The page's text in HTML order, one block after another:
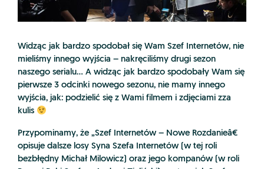
Widząc jak bardzo spodobał się Wam Szef Internetów, nie
mieliśmy innego wyjścia – nakręciliśmy drugi sezon
naszego serialu… A widząc jak bardzo spodobały Wam się
pierwsze 3 odcinki nowego sezonu, nie mamy innego
wyjścia, jak: podzielić się z Wami filmem i zdjęciami zza
kulis
Przypominamy, że „Szef Internetów – Nowe Rozdanieâ€
opisuje dalsze losy Syna Szefa Internetów (w tej roli
bezbłędny Michał Milowicz) oraz jego kompanów (w roli